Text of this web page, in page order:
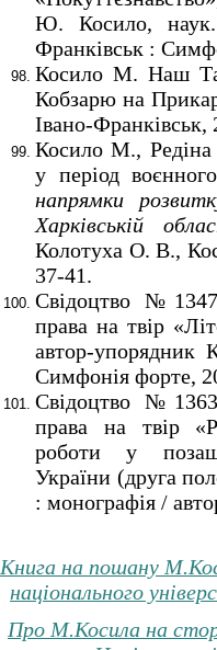
Ю. Косило,
Франківськ :
Косило М. Наш
Кобзарю на
Івано-
Косило М., Редіна
у період
напрямки
Харківській
Колотуха О. В.,
37-41.
Свідоцтво
права на твір
автор-
Симфонія форте,
Свідоцтво
права на твір
роботи у
України (друга
: монографія /
Книга на пошану
національного
Про М.Косила на